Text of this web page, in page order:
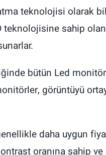
teknolojisi olarak
teknolojisine sahip
bütün Led
görüntüyü
daha uygun
oranına sahip